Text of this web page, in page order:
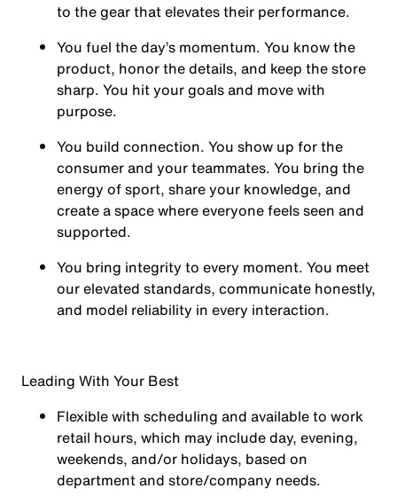
to the gear that elevates their performance.
You fuel the day’s momentum. You know the
product, honor the details, and keep the store
sharp. You hit your goals and move with
purpose.
You build connection. You show up for the
consumer and your teammates. You bring the
energy of sport, share your knowledge, and
create a space where everyone feels seen and
supported.
You bring integrity to every moment. You meet
our elevated standards, communicate honestly,
and model reliability in every interaction.
Leading With Your Best
Flexible with scheduling and available to work
retail hours, which may include day, evening,
weekends, and/or holidays, based on
department and store/company needs.